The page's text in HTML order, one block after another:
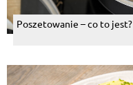
Poszetowanie – co to jest?